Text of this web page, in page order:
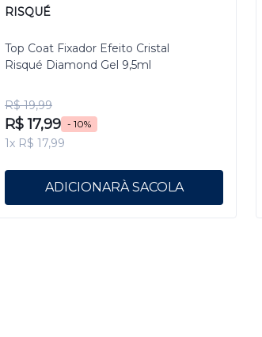
RISQUÉ
Top Coat Fixador Efeito Cristal
Risqué Diamond Gel 9,5ml
R$ 19,99
R$ 17,99 - 10%
1x R$ 17,99
ADICIONAR